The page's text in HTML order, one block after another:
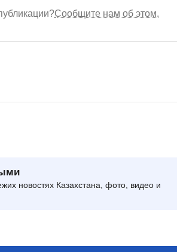
Сообщите нам об этом.
новостях Казахстана, фото, видео и